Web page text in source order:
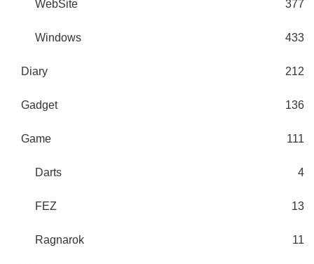
WebSite 377
Windows 433
Diary 212
Gadget 136
Game 111
Darts 4
FEZ 13
Ragnarok 11